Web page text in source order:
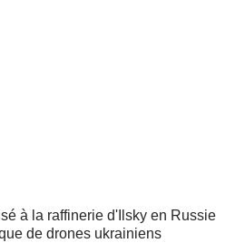
à la raffinerie d'Ilsky en Russie
de drones ukrainiens